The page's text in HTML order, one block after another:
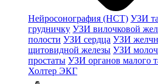
Нейросонография (НСТ) УЗИ
грудничку УЗИ вилочковой
полости УЗИ сердца УЗИ
щитовидной железы УЗИ
простаты УЗИ органов малого
Холтер ЭКГ